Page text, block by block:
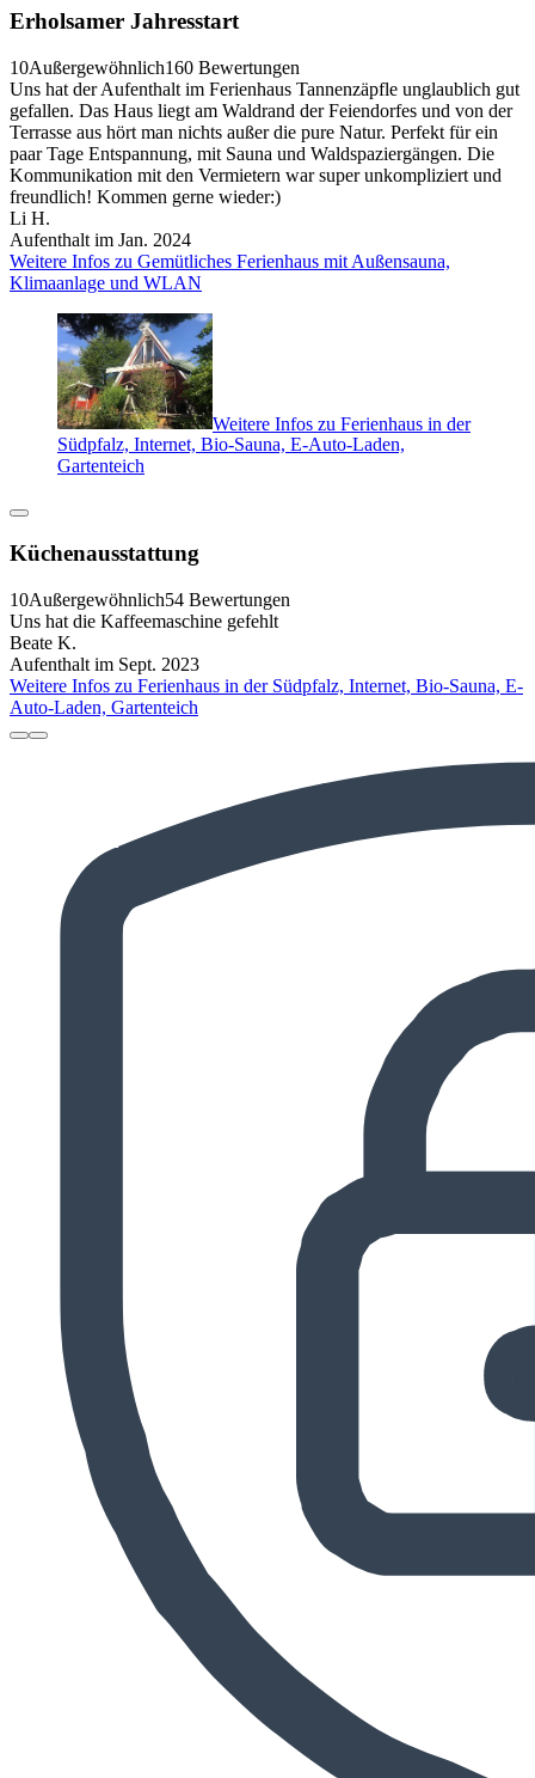
Erholsamer Jahresstart
10Außergewöhnlich160 Bewertungen
Uns hat der Aufenthalt im Ferienhaus Tannenzäpfle unglaublich gut
gefallen. Das Haus liegt am Waldrand der Feiendorfes und von der
Terrasse aus hört man nichts außer die pure Natur. Perfekt für ein
paar Tage Entspannung, mit Sauna und Waldspaziergängen. Die
Kommunikation mit den Vermietern war super unkompliziert und
freundlich! Kommen gerne wieder:)
Li H.
Aufenthalt im Jan. 2024
Weitere Infos zu Gemütliches Ferienhaus mit Außensauna,
Klimaanlage und WLAN
Weitere Infos zu Ferienhaus in der
Südpfalz, Internet, Bio-Sauna, E-Auto-Laden,
Gartenteich
Küchenausstattung
10Außergewöhnlich54 Bewertungen
Uns hat die Kaffeemaschine gefehlt
Beate K.
Aufenthalt im Sept. 2023
Weitere Infos zu Ferienhaus in der Südpfalz, Internet, Bio-Sauna, E-
Auto-Laden, Gartenteich